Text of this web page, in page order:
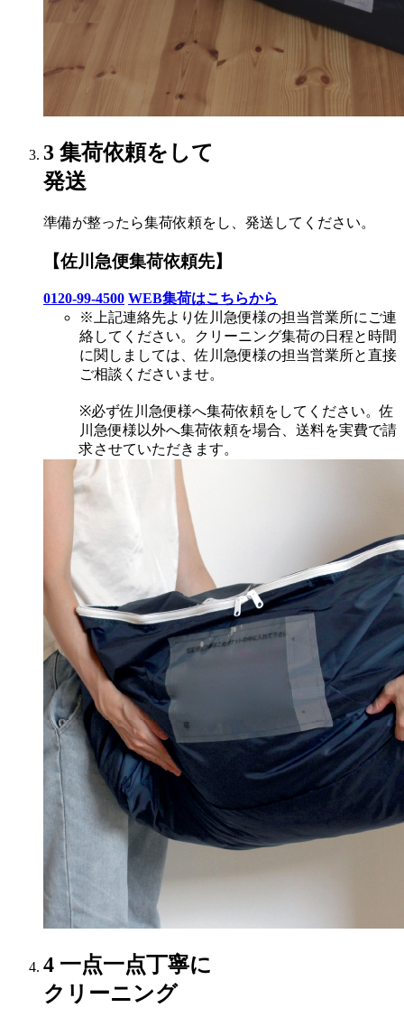
3 集荷依頼をして
発送
準備が整ったら集荷依頼をし、発送してください。
【佐川急便集荷依頼先】
0120-99-4500 WEB集荷はこちらから
※上記連絡先より佐川急便様の担当営業所にご連
絡してください。クリーニング集荷の日程と時間
に関しましては、佐川急便様の担当営業所と直接
ご相談くださいませ。
※必ず佐川急便様へ集荷依頼をしてください。佐
川急便様以外へ集荷依頼を場合、送料を実費で請
求させていただきます。
4 一点一点丁寧に
クリーニング